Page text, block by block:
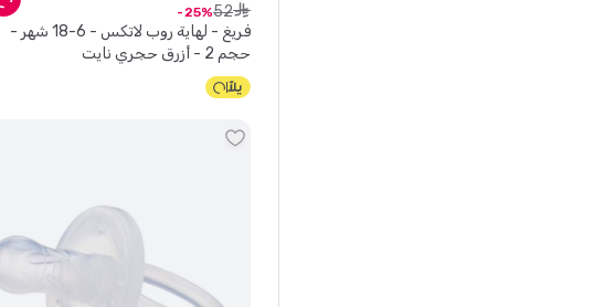
فريغ - لهاية روب لاتكس - 6-18 شهر -
حجم 2 - أزرق حجري نايت
ê
52
25